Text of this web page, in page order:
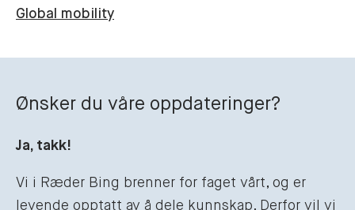
Global mobility
Ønsker du våre oppdateringer?
Ja, takk!
Vi i Ræder Bing brenner for faget vårt, og er
levende opptatt av å dele kunnskap. Derfor vil vi